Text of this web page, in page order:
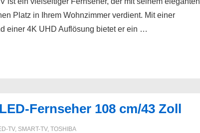
Platz in Ihrem Wohnzimmer verdient. Mit einer
einer 4K UHD Auflösung bietet er ein …
Fernseher 108 cm/43 Zoll
TV, SMART-TV, TOSHIBA